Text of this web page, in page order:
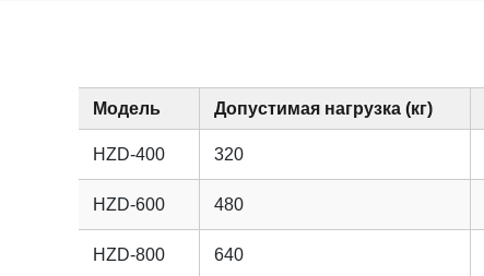
Модель Допустимая нагрузка (кг)
HZD-400 320
HZD-600 480
HZD-800 640